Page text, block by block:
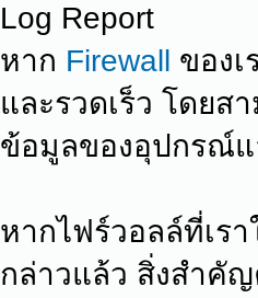
Log Report
หาก Firewall ของ
และรวดเร็ว โดยส
ข้อมูลของอุปกรณ์แ
หากไฟร์วอลล์ที่เร
กล่าวแล้ว สิ่งสำคั